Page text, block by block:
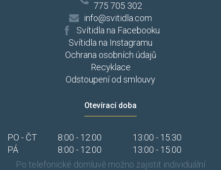
775 705 302
info@svitidla.com
Svítidla na Facebooku
Svítidla na Instagramu
Ochrana osobních údajů
Recyklace
Odstoupení od smlouvy
Otevírací doba
PO - ČT 8:00 - 12:00
13:00 - 15:30
PÁ
8:00 - 12:00
13:00 - 15:00
Po telefonické domluvě možno zajistit individuální